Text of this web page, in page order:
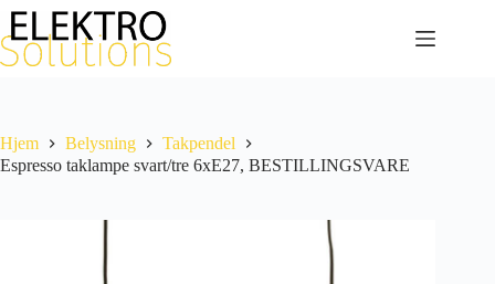
Hopp
innholdet
Hjem Belysning
Takpendel
Espresso taklampe svart/tre 6xE27, BESTILLINGSVARE